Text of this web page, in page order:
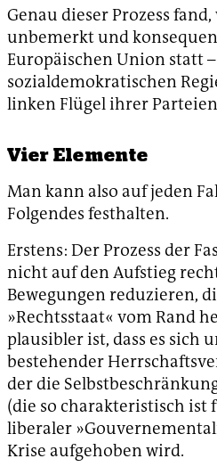
Genau dieser Prozess
unbemerkt und
Europäischen Union statt
sozialdemokratischen
linken Flügel ihrer
Vier Elemente
Man kann also auf jeden
Folgendes festhalten.
Erstens: Der Prozess der
nicht auf den Aufstieg
Bewegungen reduzieren,
»Rechtsstaat« vom Rand
plausibler ist, dass es sich
bestehender
der die
(die so charakteristisch ist
liberaler
Krise aufgehoben wird.